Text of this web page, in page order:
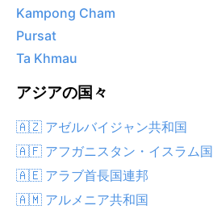
Kampong Cham
Pursat
Ta Khmau
アジアの国々
🇦🇿 アゼルバイジャン共和国
🇦🇫 アフガニスタン・イスラム国
🇦🇪 アラブ首長国連邦
🇦🇲 アルメニア共和国